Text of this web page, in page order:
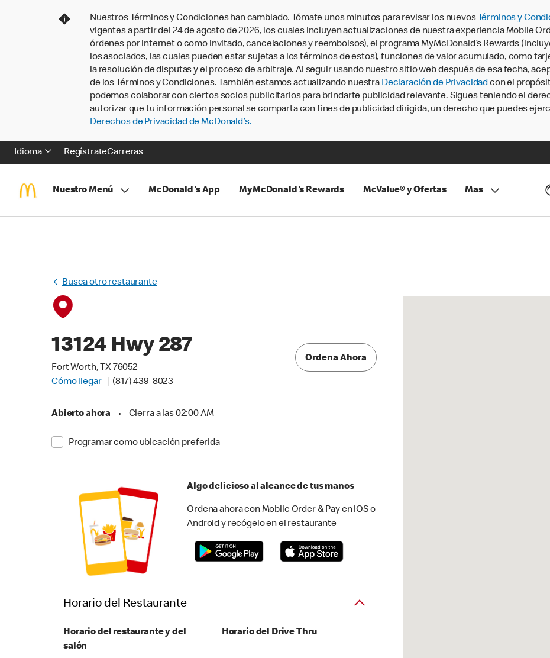
Nuestros Términos y Condiciones han cambiado. Tómate unos minutos para revisar los nuevos Términos y
vigentes a partir del 24 de agosto de 2026, los cuales incluyen actualizaciones de nuestra experiencia Mobile
órdenes por internet o como invitado, cancelaciones y reembolsos), el programa MyMcDonald’s Rewards
los asociados, las cuales pueden estar sujetas a los términos de estos), funciones de valor acumulado, como
la resolución de disputas y el proceso de arbitraje. Al seguir usando nuestro sitio web después de esa fecha,
de los Términos y Condiciones. También estamos actualizando nuestra Declaración de Privacidadcon el
podemos colaborar con ciertos socios publicitarios para brindarte publicidad relevante. Sigues teniendo el
autorizar que tu información personal se comparta con fines de publicidad dirigida, un derecho que puedes
Derechos de Privacidad de McDonald’s.
Idioma RegístrateCarreras
Nuestro Menú McDonald's App MyMcDonald's Rewards McValue® y Ofertas Mas
Busca otro restaurante
13124 Hwy 287
Fort Worth, TX 76052
Cómo llegar
(817) 439-8023
Abierto ahora • Cierra a las 02:00 AM
Programar como ubicación preferida
Ordena Ahora
Algo delicioso al alcance de tus manos
Ordena ahora con Mobile Order & Pay en iOS o
Android y recógelo en el restaurante
Horario del Restaurante
Horario del restaurante y del
salón
Horario del Drive Thru